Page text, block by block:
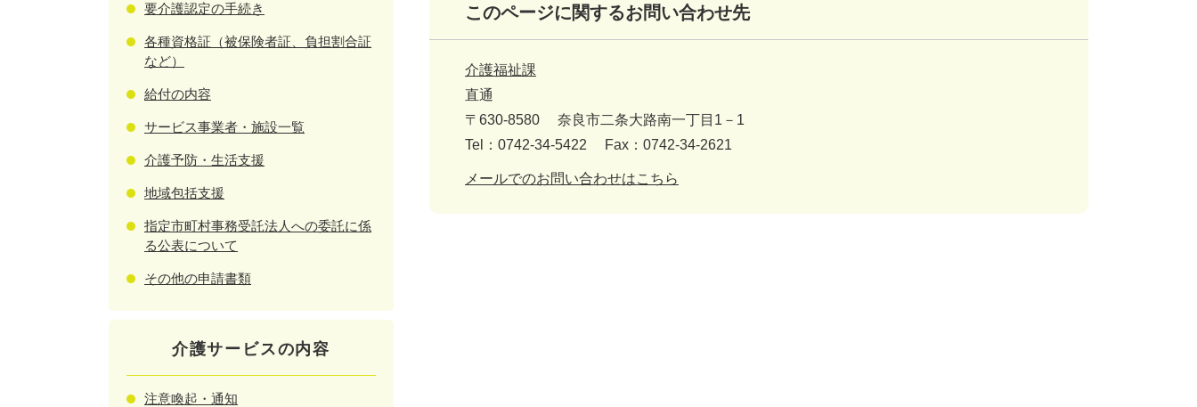
このページに関するお問い合わせ先
介護福祉課
直通
〒630-8580
奈良市二条大路南一丁目1－1
Tel：0742-34-5422
Fax：0742-34-2621
メールでのお問い合わせはこちら
要介護認定の手続き
各種資格証（被保険者証、負担割合証
など）
給付の内容
サービス事業者・施設一覧
介護予防・生活支援
地域包括支援
指定市町村事務受託法人への委託に係
る公表について
その他の申請書類
介護サービスの内容
注意喚起・通知